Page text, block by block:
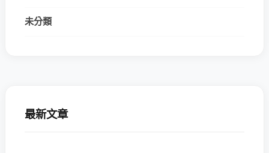
未分類
最新文章